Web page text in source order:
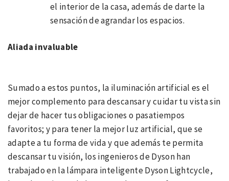
el interior de la casa, además de darte la
sensación de agrandar los espacios.
Aliada invaluable
Sumado a estos puntos, la iluminación artificial es el
mejor complemento para descansar y cuidar tu vista sin
dejar de hacer tus obligaciones o pasatiempos
favoritos; y para tener la mejor luz artificial, que se
adapte a tu forma de vida y que además te permita
descansar tu visión, los ingenieros de Dyson han
trabajado en la lámpara inteligente Dyson Lightcycle,